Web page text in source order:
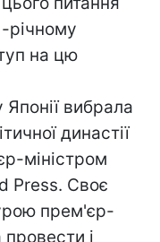
річному
на цю
вибрала
династії
міністром
Press. Своє
прем'єр-
провести і